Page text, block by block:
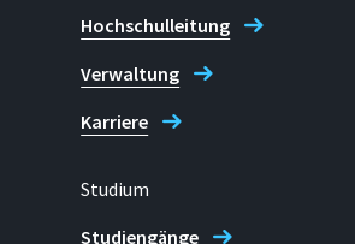
Hochschulleitung
Verwaltung
Karriere
Studium
Studiengänge